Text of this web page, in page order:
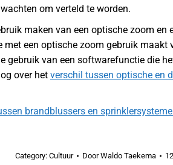
om verteld te worden.
maken van een optische zoom en
met een optische zoom gebruik maakt
gebruik van een softwarefunctie die
over het verschil tussen optische en
brandblussers en
Category: Cultuur DoorWaldo Taekema